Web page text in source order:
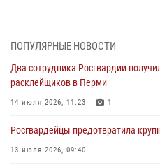
юных спортсменов
03 августа 2026, 10:59
30 июля 2026, 05:19
ПОПУЛЯРНЫЕ НОВОСТИ
Два сотрудника Росгвардии
расклейщиков в Перми
14 июля 2026, 11:23 1
Росгвардейцы предотвратила
13 июля 2026, 09:40